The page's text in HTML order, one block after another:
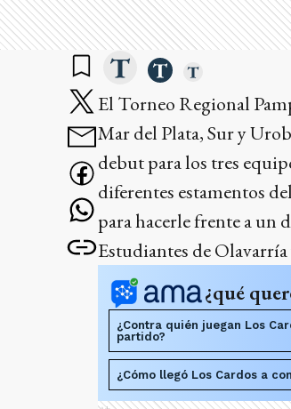
El Torneo Regional
Mar del Plata, Sur y
debut para los tres
diferentes estamentos
para hacerle frente a un
Estudiantes de
¿qué
¿Contra quién juegan Los
partido?
¿Cómo llegó Los Cardos a